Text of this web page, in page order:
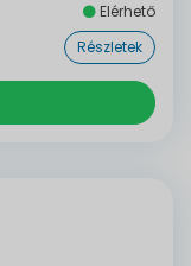
Elérhető
Részletek